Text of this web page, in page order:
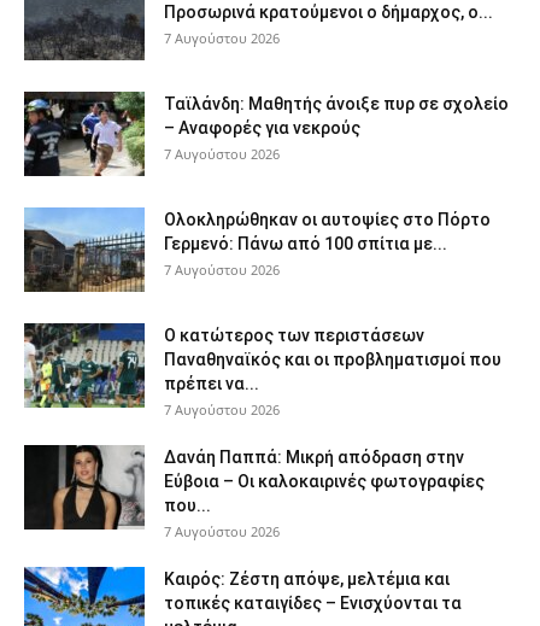
Προσωρινά κρατούμενοι ο δήμαρχος, ο...
7 Αυγούστου 2026
Ταϊλάνδη: Μαθητής άνοιξε πυρ σε σχολείο
– Αναφορές για νεκρούς
7 Αυγούστου 2026
Ολοκληρώθηκαν οι αυτοψίες στο Πόρτο
Γερμενό: Πάνω από 100 σπίτια με...
7 Αυγούστου 2026
Ο κατώτερος των περιστάσεων
Παναθηναϊκός και οι προβληματισμοί που
πρέπει να...
7 Αυγούστου 2026
Δανάη Παππά: Μικρή απόδραση στην
Εύβοια – Οι καλοκαιρινές φωτογραφίες
που...
7 Αυγούστου 2026
Καιρός: Ζέστη απόψε, μελτέμια και
τοπικές καταιγίδες – Ενισχύονται τα